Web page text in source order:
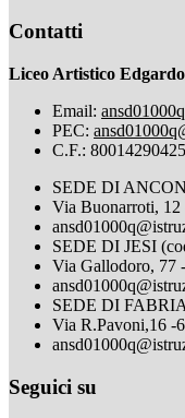
Contatti
Liceo Artistico
Email:
PEC:
C.F.: 80014290425
SEDE DI
Via Buonarroti, 12
SEDE DI JESI
Via Gallodoro, 77
SEDE DI
Via R.Pavoni,16 -
Seguici su